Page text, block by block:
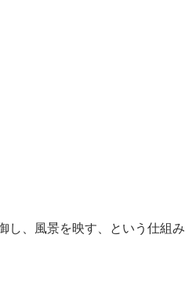
し、風景を映す、という仕組み